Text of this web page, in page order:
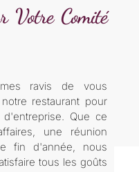
Votre Comité
ravis de vous
restaurant pour
Que ce
une réunion
fin d'année, nous
tous les goûts